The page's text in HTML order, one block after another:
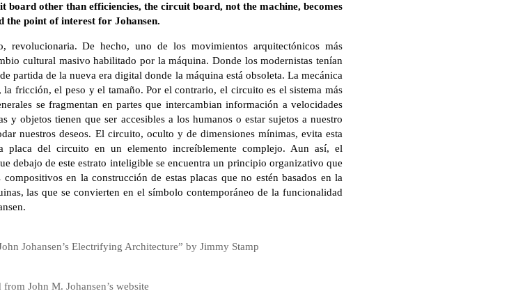
other than efficiencies, the circuit board, not the machine, becomes
point of interest for Johansen.
De hecho, uno de los movimientos arquitectónicos más
cultural masivo habilitado por la máquina. Donde los modernistas tenían
partida de la nueva era digital donde la máquina está obsoleta. La mecánica
fricción, el peso y el tamaño. Por el contrario, el circuito es el sistema más
se fragmentan en partes que intercambian información a velocidades
y objetos tienen que ser accesibles a los humanos o estar sujetos a nuestro
nuestros deseos. El circuito, oculto y de dimensiones mínimas, evita esta
placa del circuito en un elemento increíblemente complejo. Aun así, el
debajo de este estrato inteligible se encuentra un principio organizativo que
en la construcción de estas placas que no estén basados en la
las que se convierten en el símbolo contemporáneo de la funcionalidad
Johansen’s Electrifying Architecture” by Jimmy Stamp
from John M. Johansen’s website